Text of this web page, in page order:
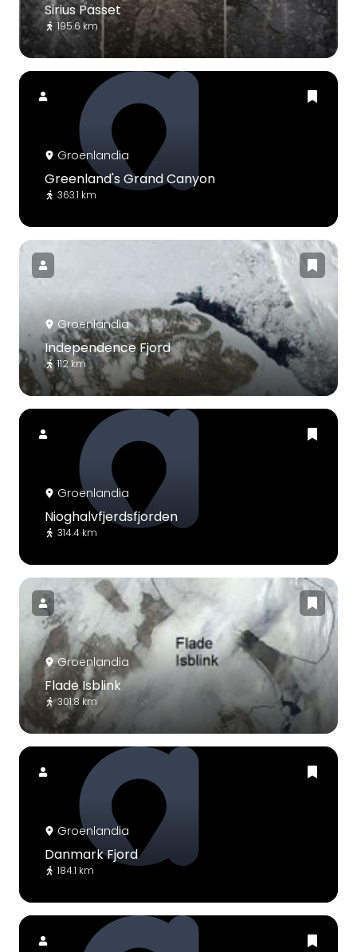
Sirius Passet
195.6 km
Groenlandia
Greenland's Grand Canyon
363.1 km
Groenlandia
Independence Fjord
112 km
Groenlandia
Nioghalvfjerdsfjorden
314.4 km
Groenlandia
Flade Isblink
301.8 km
Groenlandia
Danmark Fjord
184.1 km